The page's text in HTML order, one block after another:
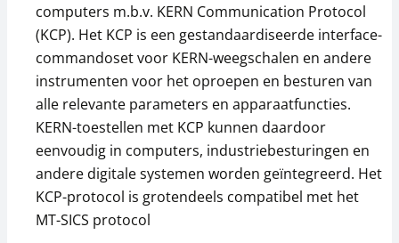
Houder KERN EOC-
A04
29,70 €
35,94 € incl. btw.
Stekkeradapter KERN
YKA-20
40,50 €
computers m.b.v. KERN Communication Protocol
(KCP). Het KCP is een gestandaardiseerde interface-
commandoset voor KERN-weegschalen en andere
instrumenten voor het oproepen en besturen van
alle relevante parameters en apparaatfuncties.
KERN-toestellen met KCP kunnen daardoor
eenvoudig in computers, industriebesturingen en
andere digitale systemen worden geïntegreerd. Het
KCP-protocol is grotendeels compatibel met het
MT-SICS protocol